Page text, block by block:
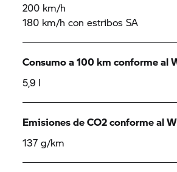
200 km/h
180 km/h con estribos SA
Consumo a 100 km conforme al
5,9 l
Emisiones de CO2 conforme al
137 g/km